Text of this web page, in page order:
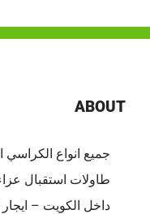
ABOUT
جميع انواع الكراسي
طاولات استقبال
داخل الكويت –